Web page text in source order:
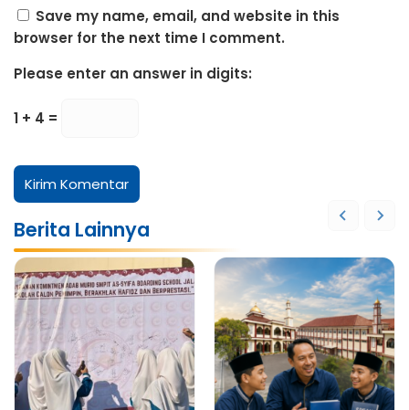
Save my name, email, and website in this
browser for the next time I comment.
Please enter an answer in digits:
1 + 4 =
Berita Lainnya